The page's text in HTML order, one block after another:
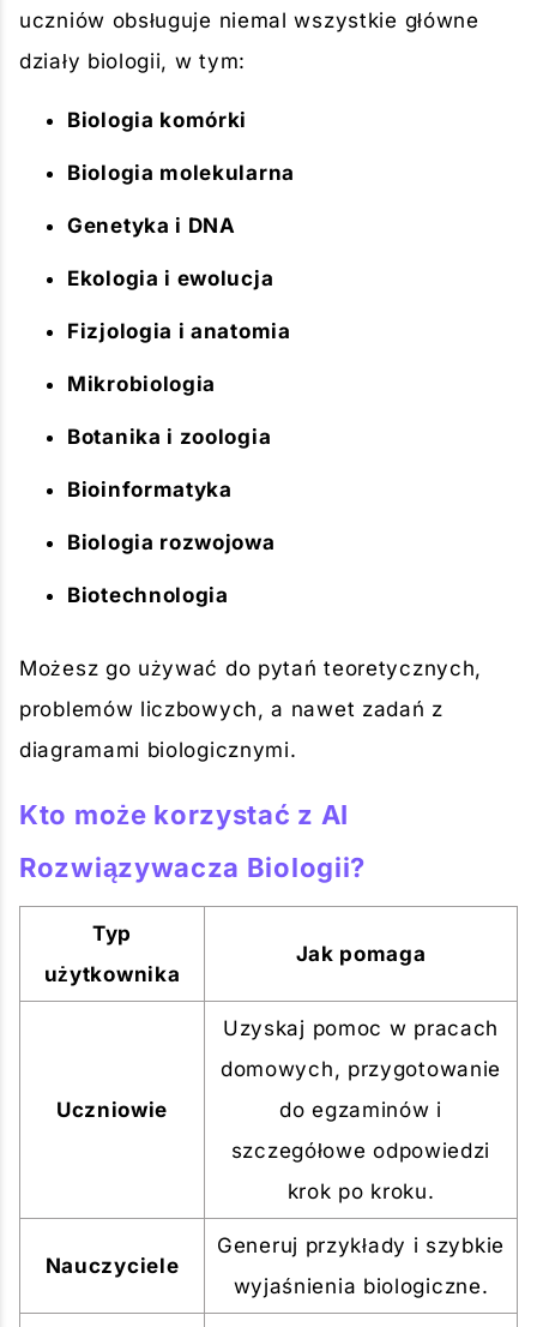
uczniów obsługuje niemal wszystkie główne
działy biologii, w tym:
Biologia komórki
Biologia molekularna
Genetyka i DNA
Ekologia i ewolucja
Fizjologia i anatomia
Mikrobiologia
Botanika i zoologia
Bioinformatyka
Biologia rozwojowa
Biotechnologia
Możesz go używać do pytań teoretycznych,
problemów liczbowych, a nawet zadań z
diagramami biologicznymi.
Kto może korzystać z AI
Rozwiązywacza Biologii?
Typ
użytkownika
Jak pomaga
Uczniowie
Uzyskaj pomoc w pracach
domowych, przygotowanie
do egzaminów i
szczegółowe odpowiedzi
krok po kroku.
Nauczyciele
Generuj przykłady i szybkie
wyjaśnienia biologiczne.